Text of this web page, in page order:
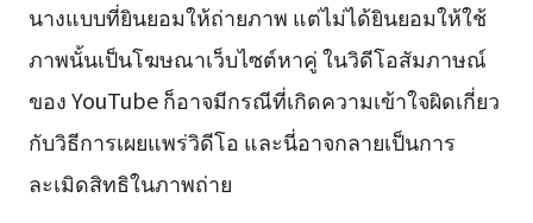
นางแบบที่ยินยอมให้ถ่ายภาพ แต่ไม่ได้ยินยอมให้ใช้
ภาพนั้นเป็นโฆษณาเว็บไซต์หาคู่ ในวิดีโอสัมภาษณ์
ของ YouTube ก็อาจมีกรณีที่เกิดความเข้าใจผิดเกี่ยว
กับวิธีการเผยแพร่วิดีโอ และนี่อาจกลายเป็นการ
ละเมิดสิทธิในภาพถ่าย